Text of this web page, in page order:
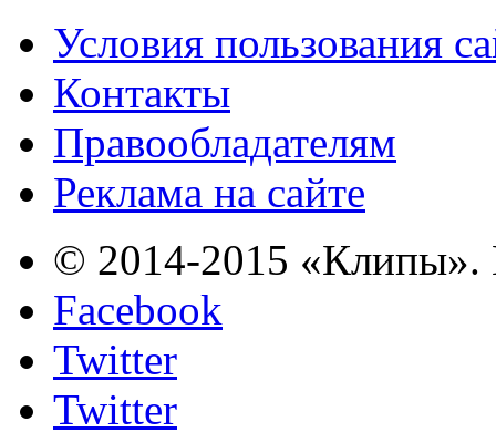
Условия пользования
Контакты
Правообладателям
Реклама на сайте
© 2014-2015 «Клипы».
Facebook
Twitter
Twitter